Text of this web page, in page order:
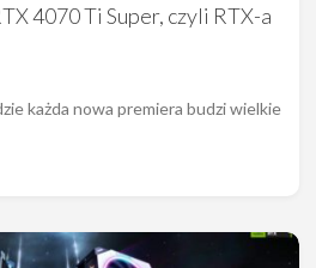
4070 Ti Super, czyli RTX-a
każda nowa premiera budzi wielkie